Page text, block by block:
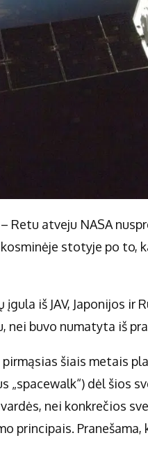
– Retu atveju NASA
stotyje po to,
įgula iš JAV, Japonijos
nei buvo numatyta iš
pirmąsias šiais metais
„spacewalk“) dėl šios
nei konkrečios
principais.